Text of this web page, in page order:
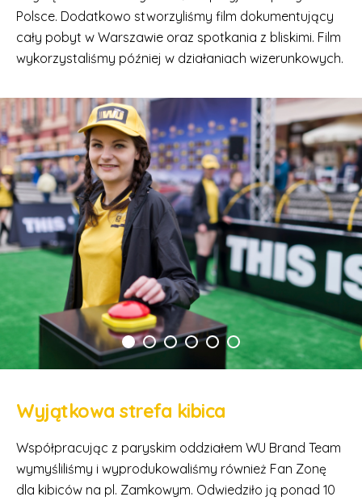
Polsce. Dodatkowo stworzyliśmy film dokumentujący
cały pobyt w Warszawie oraz spotkania z bliskimi. Film
wykorzystaliśmy później w działaniach wizerunkowych.
Wyjątkowa strefa kibica
Współpracując z paryskim oddziałem WU Brand Team
wymyśliliśmy i wyprodukowaliśmy również Fan Zonę
dla kibiców na pl. Zamkowym. Odwiedziło ją ponad 10